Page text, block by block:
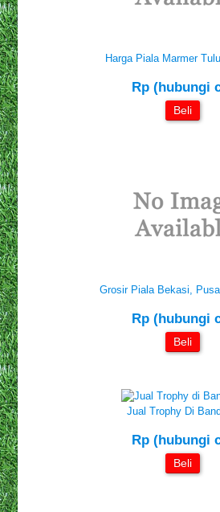
Harga Piala Marmer
Rp (hubungi
Beli
Grosir Piala Bekasi,
Rp (hubungi
Beli
Jual Trophy Di
Rp (hubungi
Beli